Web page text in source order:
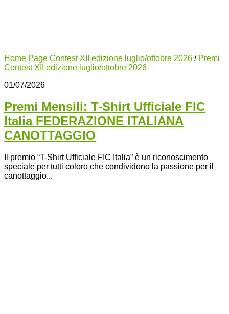
Home Page Contest XII edizione luglio/ottobre 2026 / Premi
Contest XII edizione luglio/ottobre 2026
01/07/2026
Premi Mensili: T-Shirt Ufficiale FIC
Italia FEDERAZIONE ITALIANA
CANOTTAGGIO
Il premio “T-Shirt Ufficiale FIC Italia” è un riconoscimento
speciale per tutti coloro che condividono la passione per il
canottaggio...